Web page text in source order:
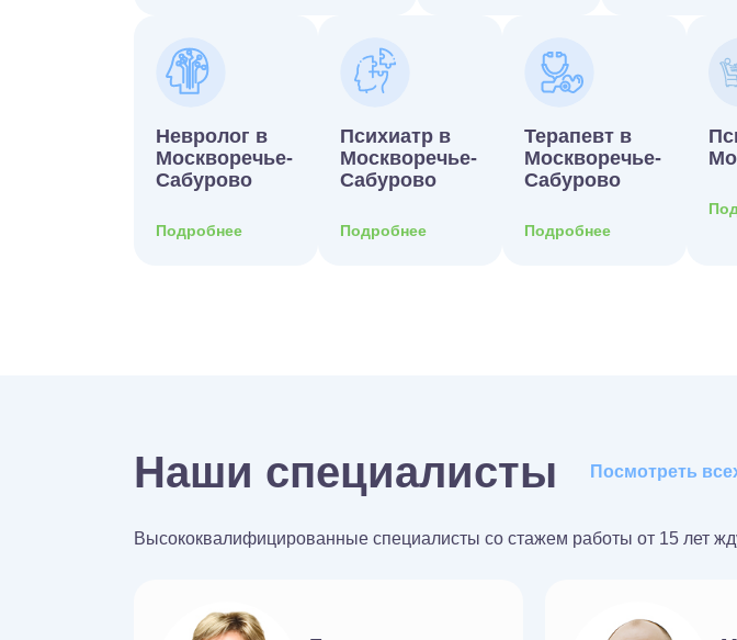
Невролог в
Москворечье-
Сабурово
Подробнее
Психиатр в
Москворечье-
Сабурово
Подробнее
Терапевт в
Москворечье-
Сабурово
Подробнее
Наши специалисты Посмотреть
Высококвалифицированные специалисты со стажем работы от 15 лет